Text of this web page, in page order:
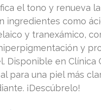
el tono y renueva
ingredientes como
y tranexámico,
y
Disponible en Clínica
para una piel más
¡Descúbrelo!